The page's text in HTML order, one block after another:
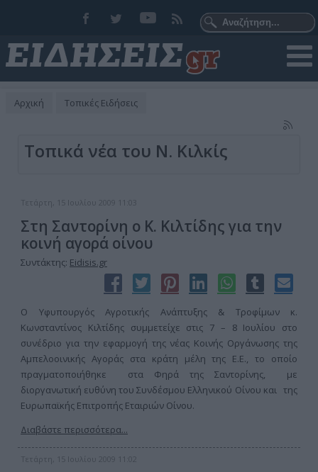
Αρχική Τοπικές Ειδήσεις
Τοπικά νέα του Ν. Κιλκίς
Τετάρτη, 15 Ιουλίου 2009 11:03
Στη Σαντορίνη ο Κ. Κιλτίδης για την
κοινή αγορά οίνου
Συντάκτης: Eidisis.gr
Ο Υφυπουργός Αγροτικής Ανάπτυξης & Τροφίμων κ.
Κωνσταντίνος Κιλτίδης συμμετείχε στις 7 – 8 Ιουλίου στο
συνέδριο για την εφαρμογή της νέας Κοινής Οργάνωσης της
Αμπελοοινικής Αγοράς στα κράτη μέλη της Ε.Ε., το οποίο
πραγματοποιήθηκε στα Φηρά της Σαντορίνης, με
διοργανωτική ευθύνη του Συνδέσμου Ελληνικού Οίνου και της
Ευρωπαϊκής Επιτροπής Εταιριών Οίνου.
Διαβάστε περισσότερα...
Τετάρτη, 15 Ιουλίου 2009 11:02